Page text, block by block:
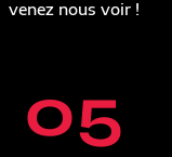
venez nous voir !
05